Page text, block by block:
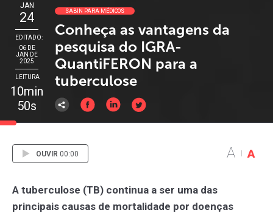
SABIN PARA MÉDICOS
Conheça as vantagens da
pesquisa do IGRA-
QuantiFERON para a
tuberculose
JAN
24
EDITADO:
06 DE
JAN DE
2025
LEITURA
10min
50s
OUVIR 00:00 A A
A tuberculose (TB) continua a ser uma das
principais causas de mortalidade por doenças